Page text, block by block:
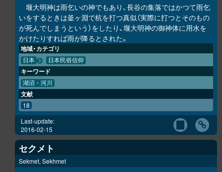
堰大明神は雨乞いの神でもあり、長谷の集落ではかつて雨乞
いをするときは釜ヶ淵で杭を打つ真似（実際に打つとそのもの
が死んでしまうという）をしたり、堰大明神の御神体に用水を
かけたりすれば雨が降るとされた。
地域・カテゴリ
日本 日本民俗信仰
キーワード
湖沼・河川
文献
18
Last-update:
2016-02-15
セクメト
Sekmet, Sekhmet